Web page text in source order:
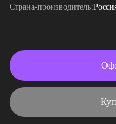
Страна-производитель: